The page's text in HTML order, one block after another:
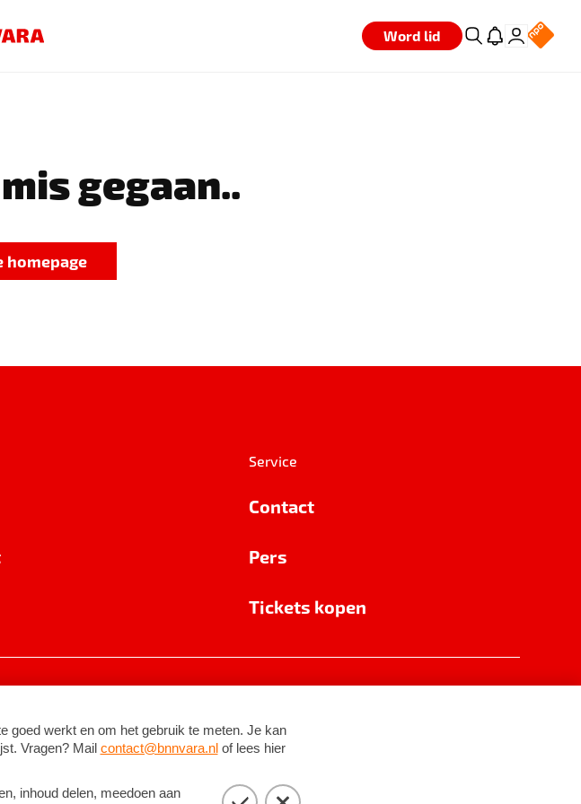
Word lid
gegaan..
homepage
Service
Contact
Pers
Tickets kopen